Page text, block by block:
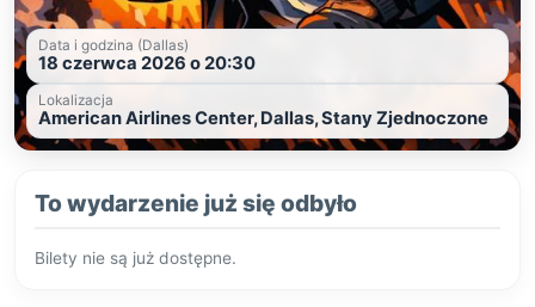
Data i godzina (Dallas)
18 czerwca 2026 o 20:30
Lokalizacja
American Airlines Center, Dallas, Stany Zjednoczone
To wydarzenie już się odbyło
Bilety nie są już dostępne.